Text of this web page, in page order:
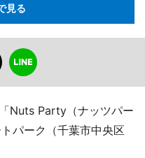
見る
Nuts Party（ナッツパー
パーク（千葉市中央区